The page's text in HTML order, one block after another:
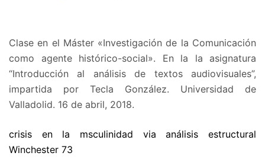
Clase en el Máster «Investigación de la Comunicación
como agente histórico-social». En la la asignatura
“Introducción al análisis de textos audiovisuales”,
impartida por Tecla González. Universidad de
Valladolid. 16 de abril, 2018.
crisis en la msculinidad via análisis estructural
Winchester 73